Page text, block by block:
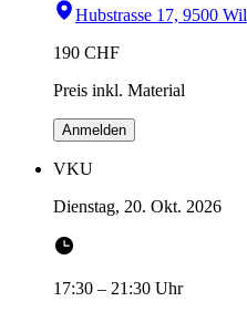
Hubstrasse 17, 9500 Wil
190 CHF
Preis inkl. Material
Anmelden
VKU
Dienstag, 20. Okt. 2026
17:30 – 21:30 Uhr